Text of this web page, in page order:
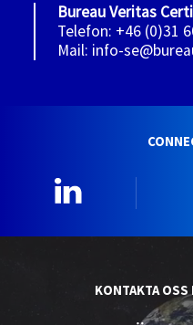
Bureau Veritas
Telefon: +46 (0)31
Mail: info-
KONTAKTA OSS